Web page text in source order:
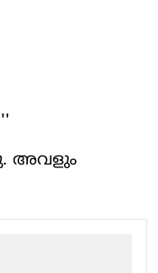
അവളും